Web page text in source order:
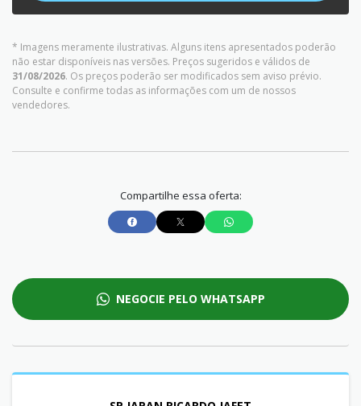
* Imagens meramente ilustrativas. Alguns itens apresentados poderão
não estar disponíveis nas versões. Preços sugeridos e válidos de
31/08/2026. Os preços poderão ser modificados sem aviso prévio.
Consulte e confirme todas as informações com um de nossos
vendedores.
Compartilhe essa oferta:
NEGOCIE PELO WHATSAPP